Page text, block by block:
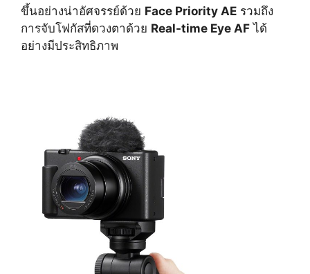
ขึ้นอย่างน่าอัศจรรย์ด้วย Face Priority AE รวมถึง
การจับโฟกัสที่ดวงตาด้วย Real-time Eye AF ได้
อย่างมีประสิทธิภาพ